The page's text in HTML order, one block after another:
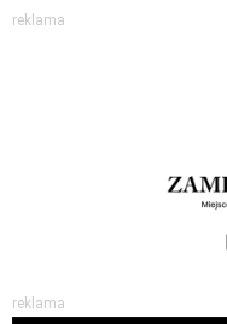
reklama
reklama